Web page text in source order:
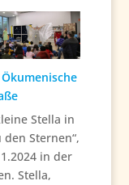
Ökumenische
Stella in
Sternen“,
in der
Stella,